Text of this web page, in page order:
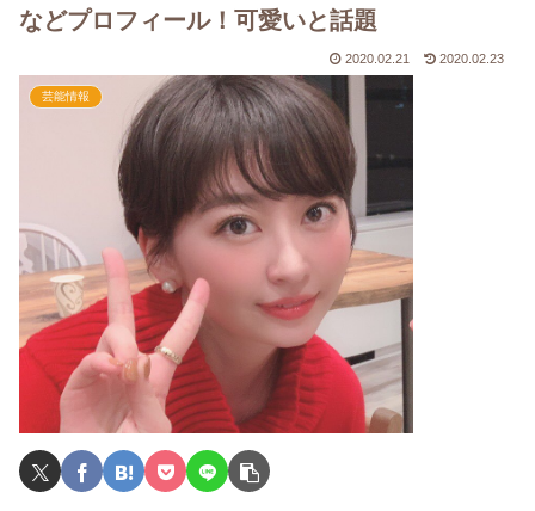
などプロフィール！可愛いと話題
2020.02.21 2020.02.23
芸能情報